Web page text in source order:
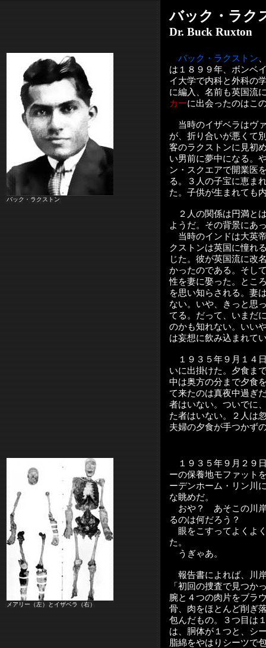
バック・ラク
Dr. Buck Ruxton
バック・ラクストン
バック・ラクストン
は１８９９年、ボンベ
イ大学で内科と外科の
に編入、名前も英国流
カーに出会ったのはこ
当時のイザベラはヴ
が、折り合いが悪くて
客のラクストンに見初
い男前に夢中になる。
ン・スクエアで開業医
る。３人の子宝に恵ま
た。子供が生まれても
２人の関係は円満と
ようだ。その背景にあ
当時のインドは大英
クストンは英国に憧れ
じた。彼が英国流に改
かったのである。そし
性を妻に娶った。とこ
を思い知らされる。妻
ない。いや、きっと思
てる。だって、いまだ
のかも知れない。いい
は妄想に飲み込まれて
１９３５年９月１４
いに出掛けた。夕食ま
中は奥方の分まで夕食
て来たのは真夜中過ぎ
者はいない。ついでに
た者はいない。２人は
夫婦の夕食が手つかず
メアリー（左）とイザベラ（右）
１９３５年９月２９
ーの保養地モファット
ーデンホーム・リン川
な眺めだ。
おや？ あそこの川岸
るのは何だろう？
眼をこすってよくよ
た。
うぎゃあ。
報告書によれば、川
「初回の捜査で見つか
腕と４つの肉片をブラ
骨、肉をほとんど削ぎ
包んだもの。３つ目は
は、胴体が１つと、シ
脂綿をやはりシーツで